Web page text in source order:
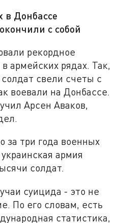
в Донбассе
с собой
рекордное
армейских рядах. Так,
свели счеты с
воевали на Донбассе.
Арсен Аваков,
за три года военных
армия
солдат.
суицида - это не
По его словам, есть
статистика,